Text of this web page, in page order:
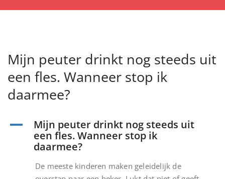
Mijn peuter drinkt nog steeds uit
een fles. Wanneer stop ik
daarmee?
A
Mijn peuter drinkt nog steeds uit
een fles. Wanneer stop ik
daarmee?
De meeste kinderen maken geleidelijk de